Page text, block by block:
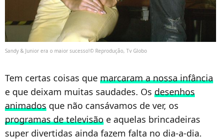
Sandy & Junior era o maior sucesso!© Reprodução, Tv Globo
Tem certas coisas que marcaram a nossa infância
e que deixam muitas saudades. Os desenhos
animados que não cansávamos de ver, os
programas de televisão e aquelas brincadeiras
super divertidas ainda fazem falta no dia-a-dia.